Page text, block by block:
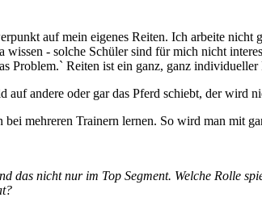
auf mein eigenes Reiten. Ich arbeite
wissen - solche Schüler sind für mich nicht
Reiten ist ein ganz, ganz individueller
auf andere oder gar das Pferd schiebt, der wird
mehreren Trainern lernen. So wird man mit
das nicht nur im Top Segment. Welche Rolle